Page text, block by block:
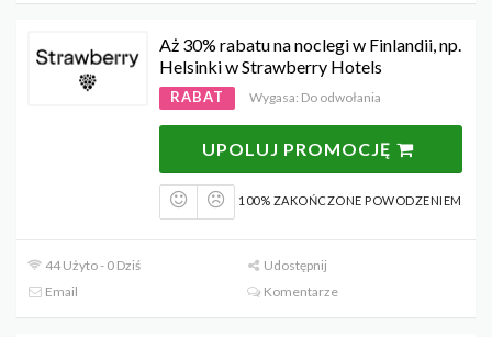
Aż 30% rabatu na noclegi w Finlandii, np.
Helsinki w Strawberry Hotels
RABAT Wygasa: Do odwołania
UPOLUJ PROMOCJĘ
100% ZAKOŃCZONE POWODZENIEM
44 Użyto - 0 Dziś
Udostępnij
Email
Komentarze